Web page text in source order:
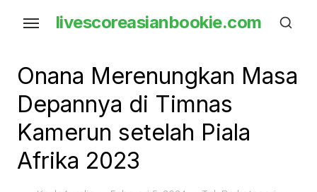
content
livescoreasianbookie.com
Onana Merenungkan Masa
Depannya di Timnas
Kamerun setelah Piala
Afrika 2023